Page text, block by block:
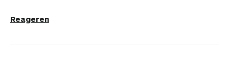
Reageren